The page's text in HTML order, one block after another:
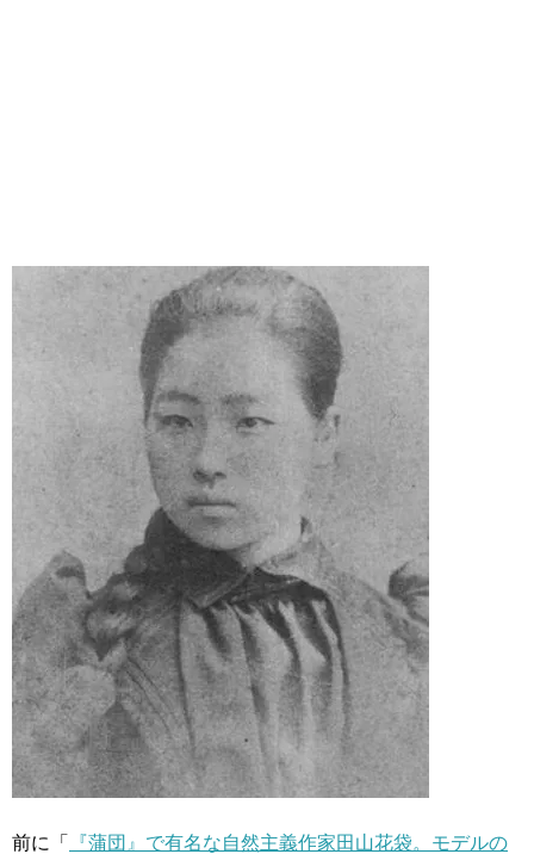
前に「
『蒲団』で有名な自然主義作家田山花袋。モデルの